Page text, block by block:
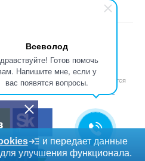
Всеволод
Готов помочь
Напишите мне, если у
вас появятся вопросы.
12+ Все права защищены.
на данном сайте, допускается
гиперссылки на сайт
fishretail.ru
и передает данные
улучшения функционала.